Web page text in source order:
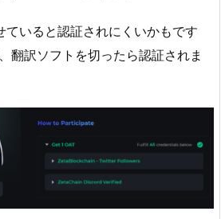
ていると認証されにくいかもです
翻訳ソフトを切ったら認証されま